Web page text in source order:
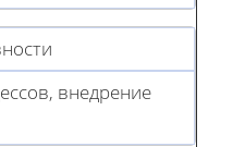
внедрение